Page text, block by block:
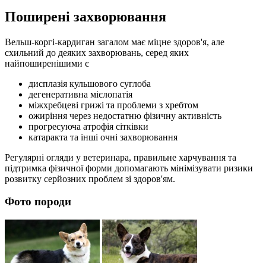
Поширені захворювання
Вельш-коргі-кардиган загалом має міцне здоров'я, але
схильний до деяких захворювань, серед яких
найпоширенішими є
дисплазія кульшового суглоба
дегенеративна мієлопатія
міжхребцеві грижі та проблеми з хребтом
ожиріння через недостатню фізичну активність
прогресуюча атрофія сітківки
катаракта та інші очні захворювання
Регулярні огляди у ветеринара, правильне харчування та
підтримка фізичної форми допомагають мінімізувати ризики
розвитку серйозних проблем зі здоров'ям.
Фото породи